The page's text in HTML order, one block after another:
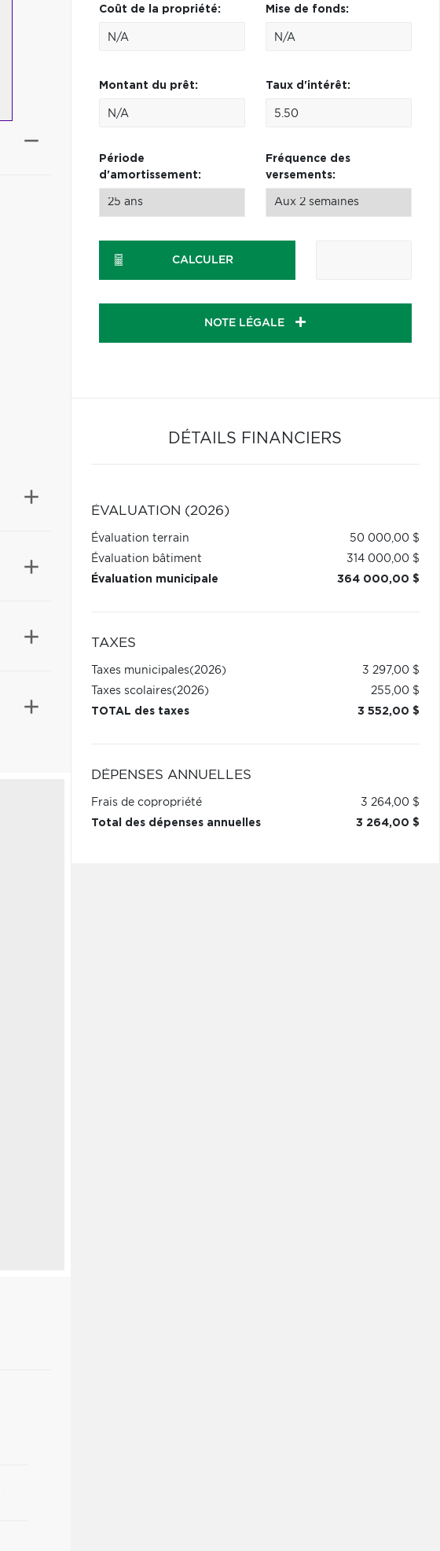
Coût de la propriété: Mise de fonds:
Montant du prêt: Taux d'intérêt:
Période
d'amortissement:
Fréquence des
versements:
CALCULER
NOTE LÉGALE
DÉTAILS FINANCIERS
ÉVALUATION (2026)
Évaluation terrain
50 000,00 $
Évaluation bâtiment
314 000,00 $
Évaluation municipale
364 000,00 $
TAXES
Taxes municipales(2026)
3 297,00 $
Taxes scolaires(2026)
255,00 $
TOTAL des taxes
3 552,00 $
DÉPENSES ANNUELLES
Frais de copropriété
3 264,00 $
Total des dépenses annuelles
3 264,00 $